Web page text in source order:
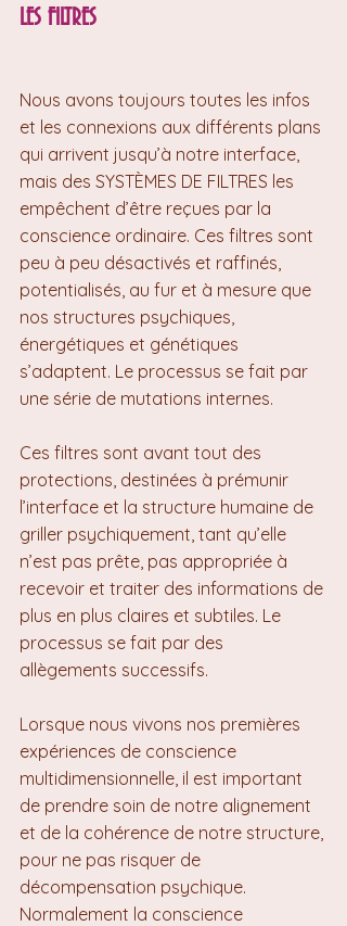
LES FILTRES
Nous avons toujours toutes les infos
et les connexions aux différents plans
qui arrivent jusqu’à notre interface,
mais des SYSTÈMES DE FILTRES les
empêchent d’être reçues par la
conscience ordinaire. Ces filtres sont
peu à peu désactivés et raffinés,
potentialisés, au fur et à mesure que
nos structures psychiques,
énergétiques et génétiques
s’adaptent. Le processus se fait par
une série de mutations internes.
Ces filtres sont avant tout des
protections, destinées à prémunir
l’interface et la structure humaine de
griller psychiquement, tant qu’elle
n’est pas prête, pas appropriée à
recevoir et traiter des informations de
plus en plus claires et subtiles. Le
processus se fait par des
allègements successifs.
Lorsque nous vivons nos premières
expériences de conscience
multidimensionnelle, il est important
de prendre soin de notre alignement
et de la cohérence de notre structure,
pour ne pas risquer de
décompensation psychique.
Normalement la conscience